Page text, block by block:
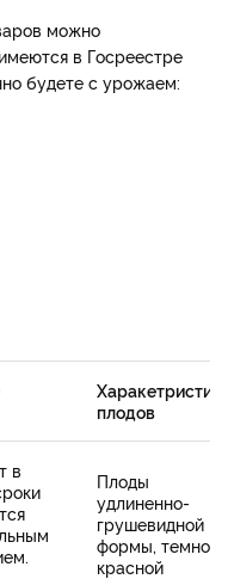
можно
в Госреестре
будете с урожаем:
плодов
в
Плоды
удлиненно-
грушевидной
формы, темно-
красной